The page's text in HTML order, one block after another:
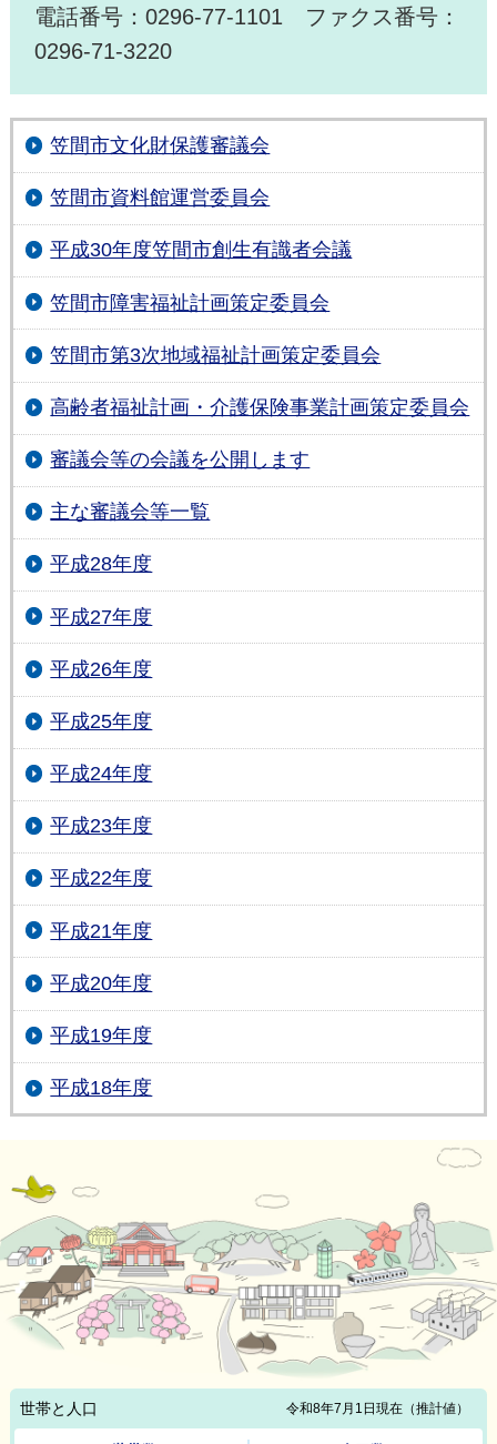
電話番号：0296-77-1101 ファクス番号：
0296-71-3220
笠間市文化財保護審議会
笠間市資料館運営委員会
平成30年度笠間市創生有識者会議
笠間市障害福祉計画策定委員会
笠間市第3次地域福祉計画策定委員会
高齢者福祉計画・介護保険事業計画策定委員会
審議会等の会議を公開します
主な審議会等一覧
平成28年度
平成27年度
平成26年度
平成25年度
平成24年度
平成23年度
平成22年度
平成21年度
平成20年度
平成19年度
平成18年度